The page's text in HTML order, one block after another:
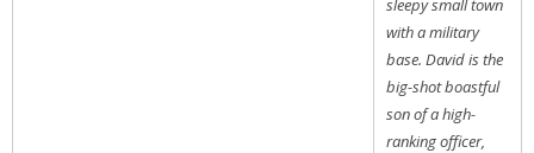
sleepy small town
with a military
base. David is the
big-shot boastful
son of a high-
ranking officer,